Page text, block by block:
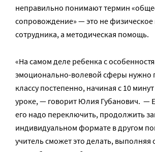
неправильно понимают термин
сопровождение» — это не физическое
сотрудника, а методическая помощь.
«На самом деле ребенка с
эмоционально-волевой сферы нужно
классу постепенно, начиная с 10
уроке, — говорит Юлия Губанович. —
его надо переключить, продолжить
индивидуальном формате в другом
учитель сможет это делать,